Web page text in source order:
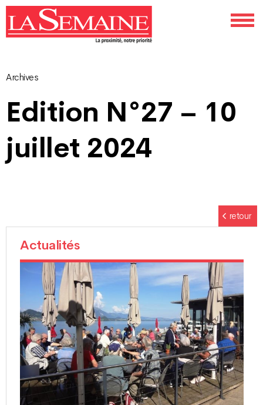
Archives
Edition N°27 – 10
juillet 2024
retour
Actualités
Navigation
des
articles